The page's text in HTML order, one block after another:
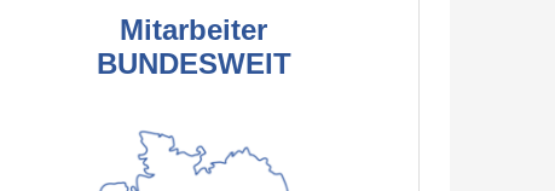
Mitarbeiter
BUNDESWEIT